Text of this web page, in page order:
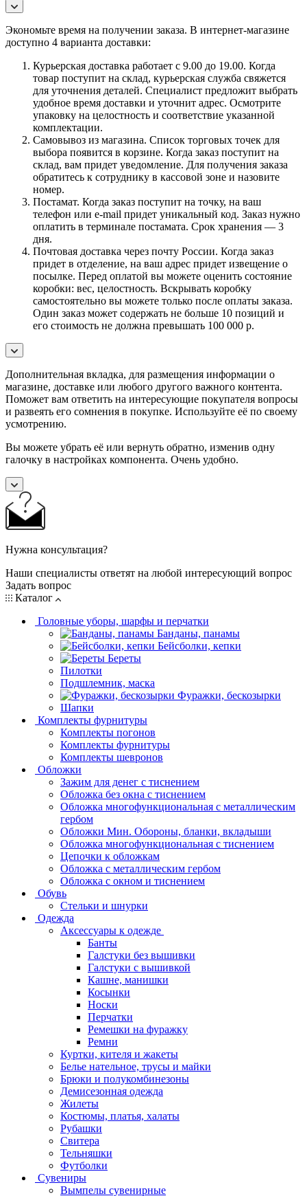
Экономьте время на получении заказа. В интернет-магазине
доступно 4 варианта доставки:
Курьерская доставка работает с 9.00 до 19.00. Когда
товар поступит на склад, курьерская служба свяжется
для уточнения деталей. Специалист предложит выбрать
удобное время доставки и уточнит адрес. Осмотрите
упаковку на целостность и соответствие указанной
комплектации.
Самовывоз из магазина. Список торговых точек для
выбора появится в корзине. Когда заказ поступит на
склад, вам придет уведомление. Для получения заказа
обратитесь к сотруднику в кассовой зоне и назовите
номер.
Постамат. Когда заказ поступит на точку, на ваш
телефон или e-mail придет уникальный код. Заказ нужно
оплатить в терминале постамата. Срок хранения — 3
дня.
Почтовая доставка через почту России. Когда заказ
придет в отделение, на ваш адрес придет извещение о
посылке. Перед оплатой вы можете оценить состояние
коробки: вес, целостность. Вскрывать коробку
самостоятельно вы можете только после оплаты заказа.
Один заказ может содержать не больше 10 позиций и
его стоимость не должна превышать 100 000 р.
Дополнительная вкладка, для размещения информации о
магазине, доставке или любого другого важного контента.
Поможет вам ответить на интересующие покупателя вопросы
и развеять его сомнения в покупке. Используйте её по своему
усмотрению.
Вы можете убрать её или вернуть обратно, изменив одну
галочку в настройках компонента. Очень удобно.
Нужна консультация?
Наши специалисты ответят на любой интересующий вопрос
Задать вопрос
Каталог
Головные уборы, шарфы и перчатки
Банданы, панамы
Бейсболки, кепки
Береты
Пилотки
Подшлемник, маска
Фуражки, бескозырки
Шапки
Комплекты фурнитуры
Комплекты погонов
Комплекты фурнитуры
Комплекты шевронов
Обложки
Зажим для денег с тиснением
Обложка без окна с тиснением
Обложка многофункциональная с металлическим
гербом
Обложки Мин. Обороны, бланки, вкладыши
Обложка многофункциональная с тиснением
Цепочки к обложкам
Обложка с металлическим гербом
Обложка с окном и тиснением
Обувь
Стельки и шнурки
Одежда
Аксессуары к одежде
Банты
Галстуки без вышивки
Галстуки с вышивкой
Кашне, манишки
Косынки
Носки
Перчатки
Ремешки на фуражку
Ремни
Куртки, кителя и жакеты
Белье нательное, трусы и майки
Брюки и полукомбинезоны
Демисезонная одежда
Жилеты
Костюмы, платья, халаты
Рубашки
Свитера
Тельняшки
Футболки
Сувениры
Вымпелы сувенирные